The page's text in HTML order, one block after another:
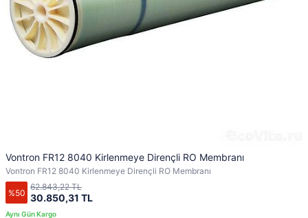
Vontron FR12 8040 Kirlenmeye Dirençli RO Membranı
Vontron FR12 8040 Kirlenmeye Dirençli RO Membranı
%50 30.850,31 TL
62.843,22 TL